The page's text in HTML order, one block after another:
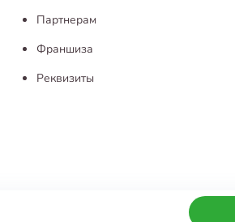
Партнерам
Франшиза
Реквизиты